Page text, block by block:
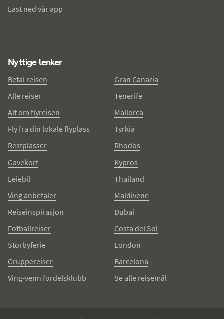
Last ned vår app
Nyttige lenker
Betal reisen
Alle reiser
Alt om flyreisen
Fly fra din lokale flyplass
Restplasser
Gavekort
Leiebil
Ving anbefaler
Reiseinspirasjon
Fotballreiser
Storbyferie
Gruppereiser
Ving-venn fordelsklubb
Gran Canaria
Tenerife
Mallorca
Tyrkia
Rhodos
Kypros
Thailand
Maldivene
Dubai
Costa del Sol
London
Barcelona
Se alle reisemål